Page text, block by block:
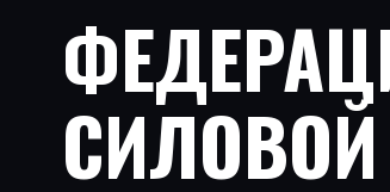
СИЛОВОЙ